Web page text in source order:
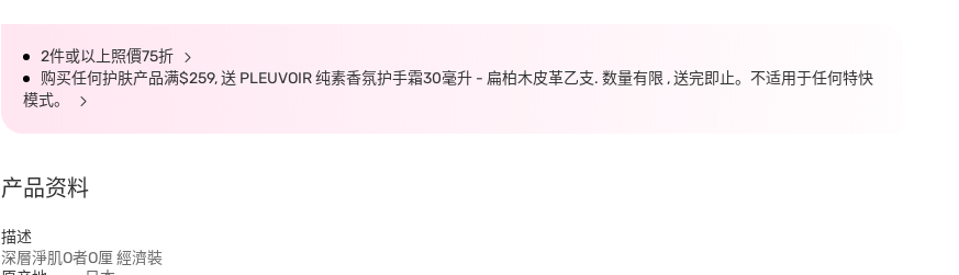
2件或以上照價75折
购买任何护肤产品满$259, 送 PLEUVOIR 纯素香氛护手霜30毫升 - 扁柏木皮革乙支. 数量有限 , 送完即止。不适用于任何特快
模式。
产品资料
描述
深層淨肌O者O厘 經濟裝